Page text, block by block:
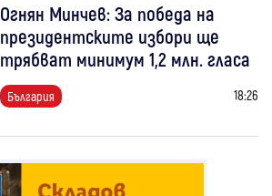
Огнян Минчев: За победа на
президентските избори ще
трябват минимум 1,2 млн. гласа
България 18:26